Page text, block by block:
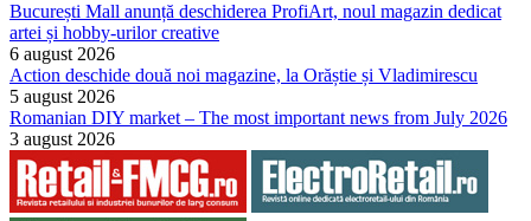
București Mall anunță deschiderea ProfiArt, noul magazin dedicat
artei și hobby-urilor creative
6 august 2026
Action deschide două noi magazine, la Orăștie și Vladimirescu
5 august 2026
Romanian DIY market – The most important news from July 2026
3 august 2026